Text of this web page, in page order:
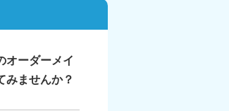
オーダーメイ
みませんか？